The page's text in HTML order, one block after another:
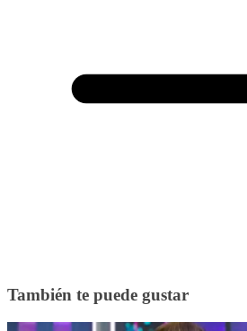
También te puede gustar